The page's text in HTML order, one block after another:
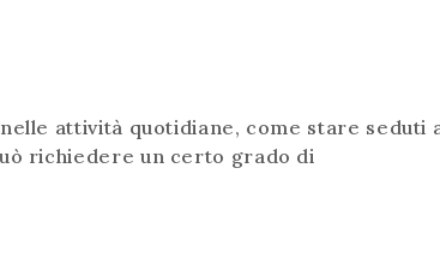
attività quotidiane, come stare seduti
richiedere un certo grado di